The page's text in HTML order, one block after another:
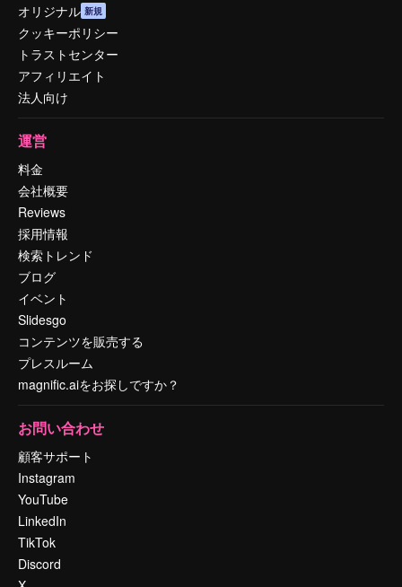
オリジナル 新規
クッキーポリシー
トラストセンター
アフィリエイト
法人向け
運営
料金
会社概要
Reviews
採用情報
検索トレンド
ブログ
イベント
Slidesgo
コンテンツを販売する
プレスルーム
magnific.aiをお探しですか？
お問い合わせ
顧客サポート
Instagram
YouTube
LinkedIn
TikTok
Discord